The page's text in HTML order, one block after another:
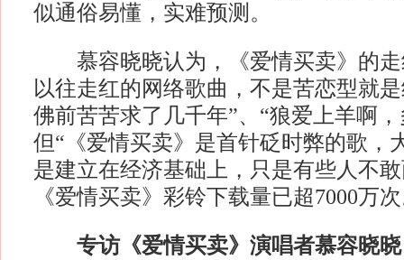
似通俗易懂，实难预测。
慕容晓晓认为，《爱情买卖》的走
以往走红的网络歌曲，不是苦恋型就
佛前苦苦求了几千年”、“狼爱上羊啊
但“《爱情买卖》是首针砭时弊的歌，
是建立在经济基础上，只是有些人不
《爱情买卖》彩铃下载量已超7000万
专访《爱情买卖》演唱者慕容晓晓